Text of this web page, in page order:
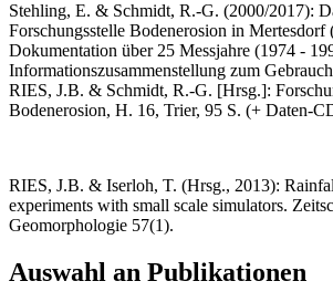
Stehling, E. & Schmidt, R.-G. (2000/2017):
Forschungsstelle Bodenerosion in
Dokumentation über 25 Messjahre (1974 -
Informationszusammenstellung zum
RIES, J.B. & Schmidt, R.-G. [Hrsg.]:
Bodenerosion, H. 16, Trier, 95 S. (+ Daten-
RIES, J.B. & Iserloh, T. (Hrsg., 2013):
experiments with small scale simulators.
Geomorphologie 57(1).
Auswahl an Publikationen